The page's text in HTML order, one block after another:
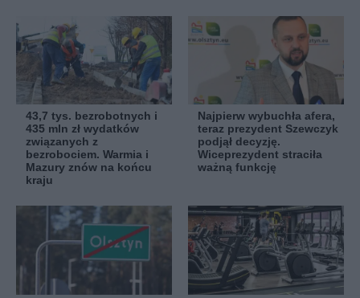
43,7 tys. bezrobotnych i
435 mln zł wydatków
związanych z
bezrobociem. Warmia i
Mazury znów na końcu
kraju
Najpierw wybuchła afera,
teraz prezydent Szewczyk
podjął decyzję.
Wiceprezydent straciła
ważną funkcję